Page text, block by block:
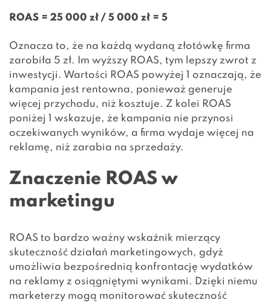
ROAS = 25 000 zł / 5 000 zł = 5
Oznacza to, że na każdą wydaną złotówkę firma
zarobiła 5 zł. Im wyższy ROAS, tym lepszy zwrot z
inwestycji. Wartości ROAS powyżej 1 oznaczają, że
kampania jest rentowna, ponieważ generuje
więcej przychodu, niż kosztuje. Z kolei ROAS
poniżej 1 wskazuje, że kampania nie przynosi
oczekiwanych wyników, a firma wydaje więcej na
reklamę, niż zarabia na sprzedaży.
Znaczenie ROAS w
marketingu
ROAS to bardzo ważny wskaźnik mierzący
skuteczność działań marketingowych, gdyż
umożliwia bezpośrednią konfrontację wydatków
na reklamy z osiągniętymi wynikami. Dzięki niemu
marketerzy mogą monitorować skuteczność